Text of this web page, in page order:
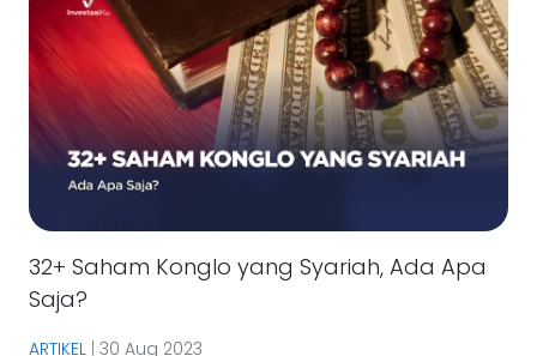
32+ Saham Konglo yang Syariah, Ada Apa
Saja?
ARTIKEL | 30 Aug 2023